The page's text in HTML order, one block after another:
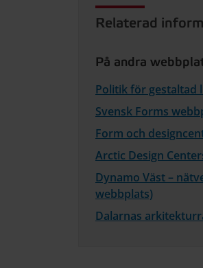
Relaterad
På andra
Politik för gestaltad
Svensk Forms
Form och
Arctic Design
Dynamo Väst –
webbplats)
Dalarnas